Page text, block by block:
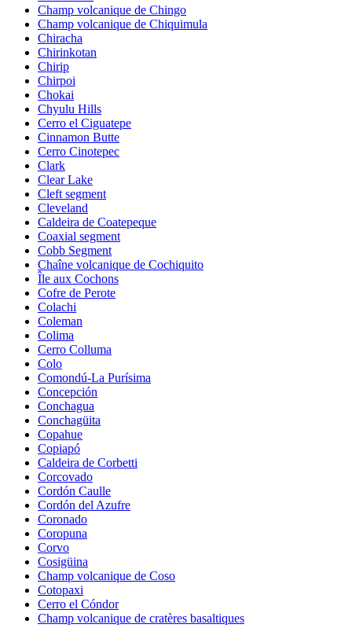
Champ volcanique de Chingo
Champ volcanique de Chiquimula
Chiracha
Chirinkotan
Chirip
Chirpoi
Chokai
Chyulu Hills
Cerro el Ciguatepe
Cinnamon Butte
Cerro Cinotepec
Clark
Clear Lake
Cleft segment
Cleveland
Caldeira de Coatepeque
Coaxial segment
Cobb Segment
Chaîne volcanique de Cochiquito
Île aux Cochons
Cofre de Perote
Colachi
Coleman
Colima
Cerro Colluma
Colo
Comondú-La Purísima
Concepción
Conchagua
Conchagüita
Copahue
Copiapó
Caldeira de Corbetti
Corcovado
Cordón Caulle
Cordón del Azufre
Coronado
Coropuna
Corvo
Cosigüina
Champ volcanique de Coso
Cotopaxi
Cerro el Cóndor
Champ volcanique de cratères basaltiques